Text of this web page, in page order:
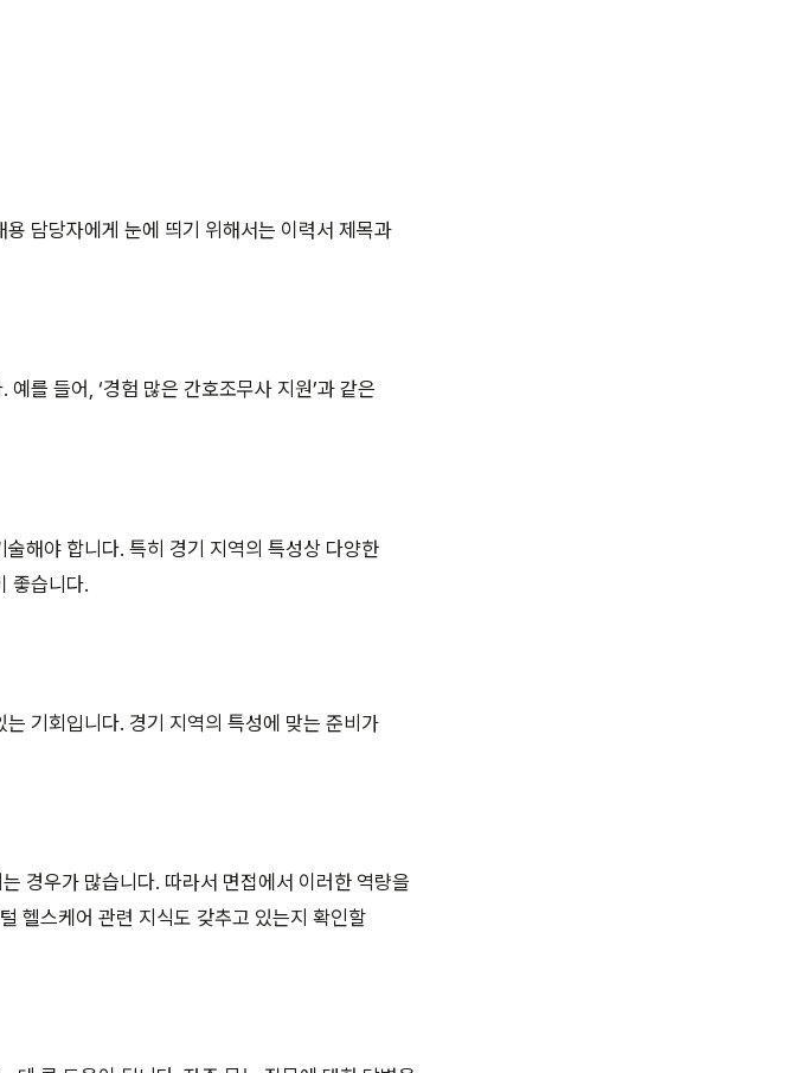
담당자에게 눈에 띄기 위해서는 이력서 제목과
를 들어, ‘경험 많은 간호조무사 지원’과 같은
해야 합니다. 특히 경기 지역의 특성상 다양한
좋습니다.
기회입니다. 경기 지역의 특성에 맞는 준비가
경우가 많습니다. 따라서 면접에서 이러한 역량을
헬스케어 관련 지식도 갖추고 있는지 확인할